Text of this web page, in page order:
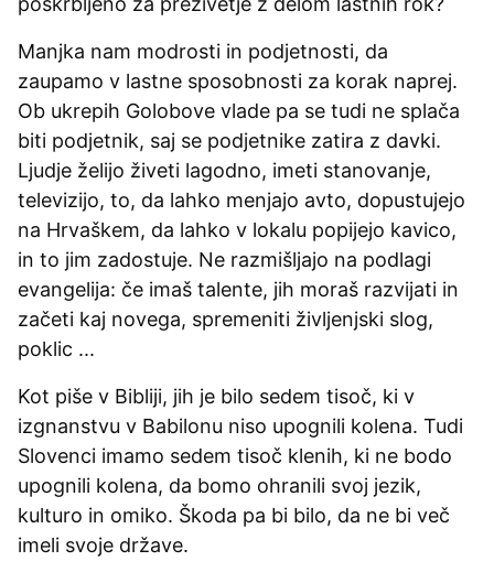
Manjka nam modrosti in podjetnosti, da
zaupamo v lastne sposobnosti za korak naprej.
Ob ukrepih Golobove vlade pa se tudi ne splača
biti podjetnik, saj se podjetnike zatira z davki.
Ljudje želijo živeti lagodno, imeti stanovanje,
televizijo, to, da lahko menjajo avto, dopustujejo
na Hrvaškem, da lahko v lokalu popijejo kavico,
in to jim zadostuje. Ne razmišljajo na podlagi
evangelija: če imaš talente, jih moraš razvijati in
začeti kaj novega, spremeniti življenjski slog,
poklic ...
Kot piše v Bibliji, jih je bilo sedem tisoč, ki v
izgnanstvu v Babilonu niso upognili kolena. Tudi
Slovenci imamo sedem tisoč klenih, ki ne bodo
upognili kolena, da bomo ohranili svoj jezik,
kulturo in omiko. Škoda pa bi bilo, da ne bi več
imeli svoje države.